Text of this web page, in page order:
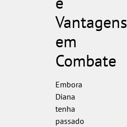
Vantagens
em
Combate
Embora
Diana
tenha
passado